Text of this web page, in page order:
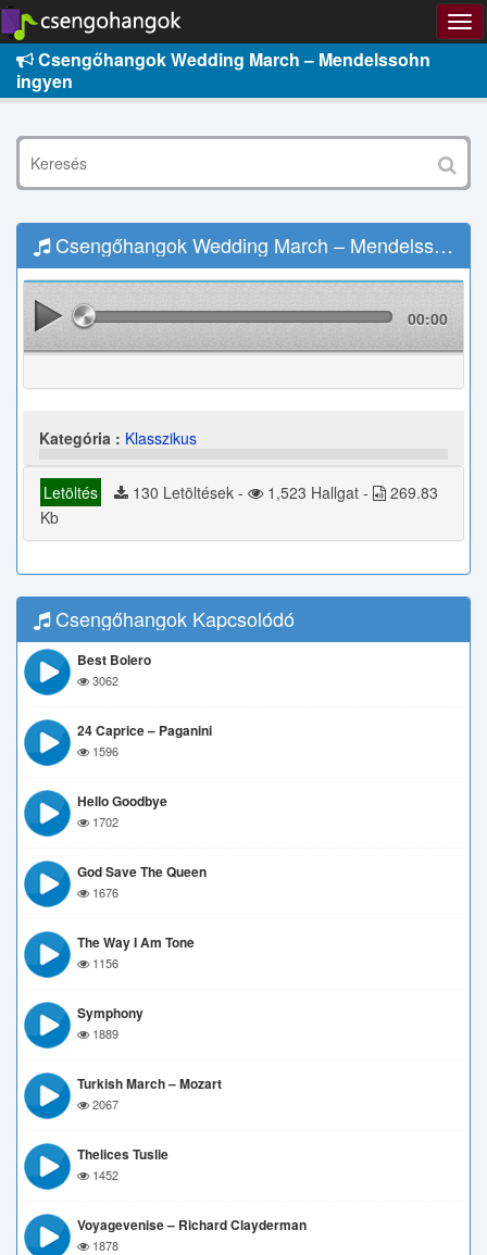
Csengőhangok Wedding March – Mendelssohn
ingyen
Csengőhangok Wedding March – Mendelssohn Letöltés
00:00
Kategória : Klasszikus
Letöltés 130 Letöltések - 1,523 Hallgat -
269.83
Kb
Csengőhangok Kapcsolódó
Best Bolero
3062
24 Caprice – Paganini
1596
Hello Goodbye
1702
God Save The Queen
1676
The Way I Am Tone
1156
Symphony
1889
Turkish March – Mozart
2067
Thelices Tuslie
1452
Voyagevenise – Richard Clayderman
1878